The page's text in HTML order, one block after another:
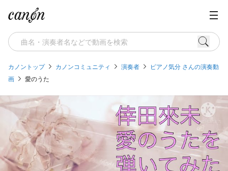
カノントップ カノンコミュニティ 演奏者
ピアノ気分 さんの演奏動
画
愛のうた